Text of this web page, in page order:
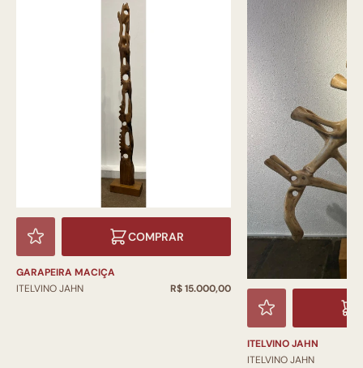
COMPRAR
GARAPEIRA MACIÇA
ITELVINO JAHN
R$ 15.000,00
ITELVINO JAHN
ITELVINO JAHN